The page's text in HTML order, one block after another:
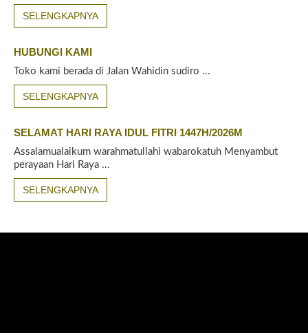
SELENGKAPNYA
HUBUNGI KAMI
Toko kami berada di Jalan Wahidin sudiro ...
SELENGKAPNYA
SELAMAT HARI RAYA IDUL FITRI 1447H/2026M
Assalamualaikum warahmatullahi wabarokatuh Menyambut
perayaan Hari Raya ...
SELENGKAPNYA